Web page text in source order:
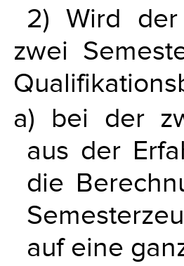
2) Wird der
zwei
a) bei der
aus der
die
auf eine